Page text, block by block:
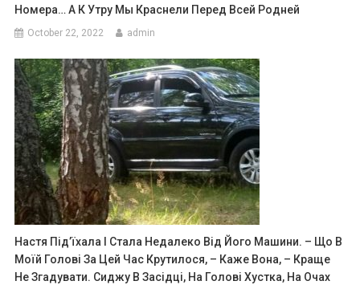
Номера… А К Утру Мы Краснели Перед Всей Родней
October 22, 2022 admin
Настя Під’їхала І Стала Недалеко Від Його Машини. – Що В
Моїй Голові За Цей Час Крутилося, – Каже Вона, – Краще
Не Згадувати. Сиджу В Засідці, На Голові Хустка, На Очах